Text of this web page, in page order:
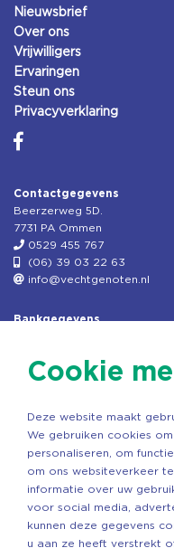
Nieuwsbrief
Over ons
Vrijwilligers
Ervaringen
Steun ons
Privacyverklaring
Contactgegevens
Beerzerweg 5D.
7731 PA Ommen
0529 455 767
(06) 39 03 22 63
info@vechtgenoten.nl
Bankgegevens
Rek.nr:
Copyright ©2026
Cookie
Deze website maakt
We gebruiken cookies
personaliseren, om
om ons websiteverkeer
informatie over uw
voor social media,
kunnen deze gegevens
u aan ze heeft verstrekt